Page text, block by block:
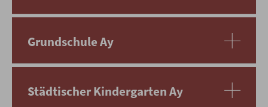
Grundschule Ay
Städtischer Kindergarten Ay